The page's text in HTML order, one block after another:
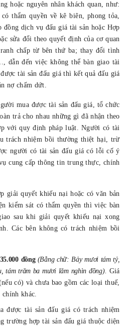
hoặc nguyên nhân khách quan, như:
thẩm quyền về kê biên, phong tỏa,
dịch vụ đấu giá tài sản hoặc Hợp
sửa đổi theo quyết định của cơ quan
chấp từ bên thứ ba; thay đổi tình
dẫn đến việc không thể bàn giao tài
tài sản đấu giá thì kết quả đấu giá
nợ chấm dứt.
mua được tài sản đấu giá, tổ chức
trả cho nhau những gì đã nhận theo
với quy định pháp luật. Người có tài
trách nhiệm bồi thường thiệt hại, trừ
người có tài sản đấu giá có lỗi cố ý
cung cấp thông tin trung thực, chính
giải quyết khiếu nại hoặc có văn bản
kiểm sát có thẩm quyền thì việc bàn
sau khi giải quyết khiếu nại xong
Các bên không có trách nhiệm bồi
đồng (Bằng chữ: Bảy mươi tám tỷ,
tám trăm ba mươi lăm nghìn đồng). Giá
có) và chưa bao gồm các loại thuế,
khác.
được tài sản đấu giá có trách nhiệm
trường hợp tài sản đấu giá thuộc diện